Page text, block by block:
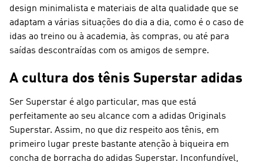
design minimalista e materiais de alta qualidade que se
adaptam a várias situações do dia a dia, como é o caso de
idas ao treino ou à academia, às compras, ou até para
saídas descontraídas com os amigos de sempre.
A cultura dos tênis Superstar adidas
Ser Superstar é algo particular, mas que está
perfeitamente ao seu alcance com a adidas Originals
Superstar. Assim, no que diz respeito aos tênis, em
primeiro lugar preste bastante atenção à biqueira em
concha de borracha do adidas Superstar. Inconfundível,